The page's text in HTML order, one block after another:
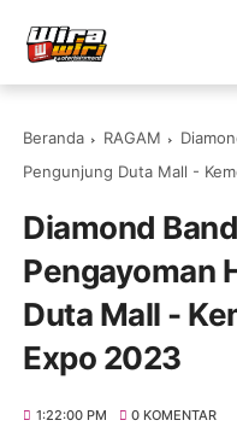
Beranda RAGAM
Pengunjung Duta Mall -
Diamond
Pengayoman
Duta Mall -
Expo 2023
1:22:00 PM 0 KOMENTAR